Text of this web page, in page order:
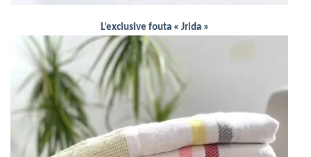
L’exclusive fouta « Jrida »